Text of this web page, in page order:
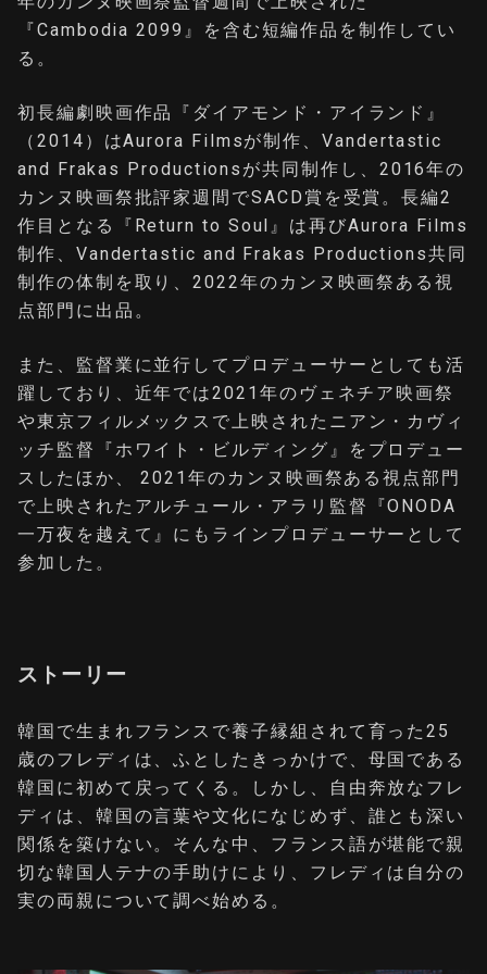
『Cambodia 2099』を含む短編作品を制作してい
る。
初長編劇映画作品『ダイアモンド・アイランド』
（2014）はAurora Filmsが制作、Vandertastic
and Frakas Productionsが共同制作し、2016年の
カンヌ映画祭批評家週間でSACD賞を受賞。長編2
作目となる『Return to Soul』は再びAurora Films
制作、Vandertastic and Frakas Productions共同
制作の体制を取り、2022年のカンヌ映画祭ある視
点部門に出品。
また、監督業に並行してプロデューサーとしても活
躍しており、近年では2021年のヴェネチア映画祭
や東京フィルメックスで上映されたニアン・カヴィ
ッチ監督『ホワイト・ビルディング』をプロデュー
スしたほか、 2021年のカンヌ映画祭ある視点部門
で上映されたアルチュール・アラリ監督『ONODA
一万夜を越えて』にもラインプロデューサーとして
参加した。
ストーリー
韓国で生まれフランスで養子縁組されて育った25
歳のフレディは、ふとしたきっかけで、母国である
韓国に初めて戻ってくる。しかし、自由奔放なフレ
ディは、韓国の言葉や文化になじめず、誰とも深い
関係を築けない。そんな中、フランス語が堪能で親
切な韓国人テナの手助けにより、フレディは自分の
実の両親について調べ始める。